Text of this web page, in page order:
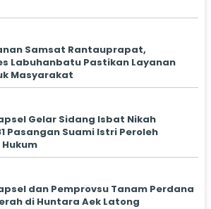
Samsat Rantauprapat,
Labuhanbatu Pastikan Layanan
Masyarakat
Gelar Sidang Isbat Nikah
Pasangan Suami Istri Peroleh
dan Pemprovsu Tanam Perdana
di Huntara Aek Latong